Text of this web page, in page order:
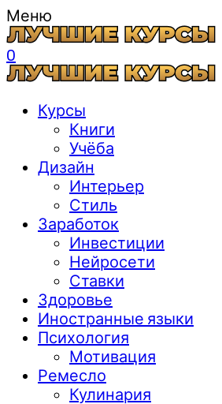
Меню
0
Курсы
Книги
Учёба
Дизайн
Интерьер
Стиль
Заработок
Инвестиции
Нейросети
Ставки
Здоровье
Иностранные языки
Психология
Мотивация
Ремесло
Кулинария